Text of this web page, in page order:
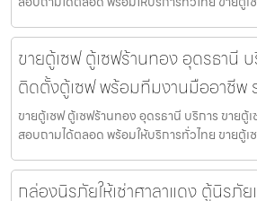
ขายตู้เซฟ ตู้เซฟร้านทอง อุดรธานี
ติดตั้งตู้เซฟ พร้อมทีมงานมืออาชีพ
ขายตู้เซฟ ตู้เซฟร้านทอง อุดรธานี บริการ ขาย
สอบถามได้ตลอด พร้อมให้บริการทั่วไทย ขายตู้เ
กล่องนิรภัยให้เช่าศาลาแดง ตู้นิรภั